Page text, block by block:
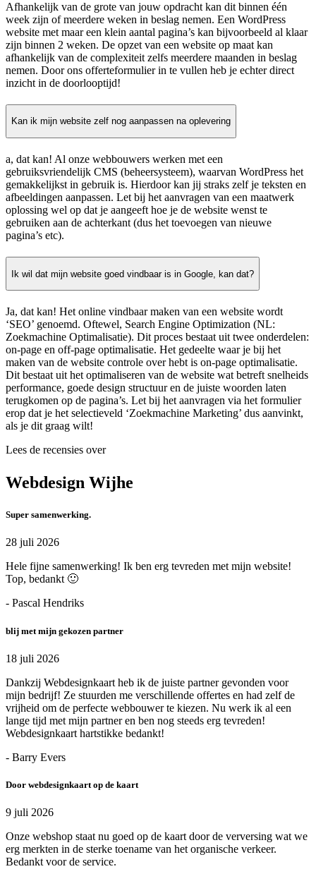
Afhankelijk van de grote van jouw opdracht kan dit binnen één
week zijn of meerdere weken in beslag nemen. Een WordPress
website met maar een klein aantal pagina’s kan bijvoorbeeld al klaar
zijn binnen 2 weken. De opzet van een website op maat kan
afhankelijk van de complexiteit zelfs meerdere maanden in beslag
nemen. Door ons offerteformulier in te vullen heb je echter direct
inzicht in de doorlooptijd!
Kan ik mijn website zelf nog aanpassen na oplevering
a, dat kan! Al onze webbouwers werken met een
gebruiksvriendelijk CMS (beheersysteem), waarvan WordPress het
gemakkelijkst in gebruik is. Hierdoor kan jij straks zelf je teksten en
afbeeldingen aanpassen. Let bij het aanvragen van een maatwerk
oplossing wel op dat je aangeeft hoe je de website wenst te
gebruiken aan de achterkant (dus het toevoegen van nieuwe
pagina’s etc).
Ik wil dat mijn website goed vindbaar is in Google, kan dat?
Ja, dat kan! Het online vindbaar maken van een website wordt
‘SEO’ genoemd. Oftewel, Search Engine Optimization (NL:
Zoekmachine Optimalisatie). Dit proces bestaat uit twee onderdelen:
on-page en off-page optimalisatie. Het gedeelte waar je bij het
maken van de website controle over hebt is on-page optimalisatie.
Dit bestaat uit het optimaliseren van de website wat betreft snelheids
performance, goede design structuur en de juiste woorden laten
terugkomen op de pagina’s. Let bij het aanvragen via het formulier
erop dat je het selectieveld ‘Zoekmachine Marketing’ dus aanvinkt,
als je dit graag wilt!
Lees de recensies over
Webdesign Wijhe
Super samenwerking.
28 juli 2026
Hele fijne samenwerking! Ik ben erg tevreden met mijn website!
Top, bedankt 🙂
- Pascal Hendriks
blij met mijn gekozen partner
18 juli 2026
Dankzij Webdesignkaart heb ik de juiste partner gevonden voor
mijn bedrijf! Ze stuurden me verschillende offertes en had zelf de
vrijheid om de perfecte webbouwer te kiezen. Nu werk ik al een
lange tijd met mijn partner en ben nog steeds erg tevreden!
Webdesignkaart hartstikke bedankt!
- Barry Evers
Door webdesignkaart op de kaart
9 juli 2026
Onze webshop staat nu goed op de kaart door de verversing wat we
erg merkten in de sterke toename van het organische verkeer.
Bedankt voor de service.